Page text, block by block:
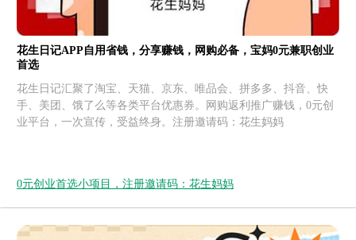
花生日记APP自用省钱，分享赚钱，网购必备，宝妈0元兼职创业
首选
花生日记汇聚了淘宝、天猫、京东、唯品会、拼多多、抖音、快
手、美团、饿了么等各类平台优惠券。网购返利推广赚钱，0元创
业平台，一次宣传，受益终身。注册邀请码：花生妈妈
0元创业首选小项目，注册邀请码：花生妈妈